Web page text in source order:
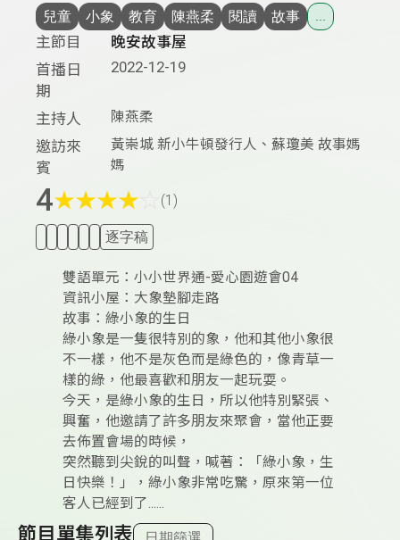
兒童 小象 教育 陳燕柔 閱讀 故事 ...
主節目
晚安故事屋
首播日
期
2022-12-19
主持人 陳燕柔
邀訪來
賓
黃崇城 新小牛頓發行人、蘇瓊美 故事媽
媽
4★★★★ (1)
逐字稿
雙語單元：小小世界通-愛心園遊會04
資訊小屋：大象墊腳走路
故事：綠小象的生日
綠小象是一隻很特別的象，他和其他小象很
不一樣，他不是灰色而是綠色的，像青草一
樣的綠，他最喜歡和朋友一起玩耍。
今天，是綠小象的生日，所以他特別緊張、
興奮，他邀請了許多朋友來聚會，當他正要
去佈置會場的時候，
突然聽到尖銳的叫聲，喊著：「綠小象，生
日快樂！」，綠小象非常吃驚，原來第一位
客人已經到了......
節目單集列表